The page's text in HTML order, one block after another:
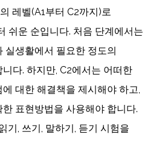
레벨(A1부터 C2까지)로
쉬운 순입니다. 처음 단계에서는
실생활에서 필요한 정도의
다. 하지만, C2에서는 어떠한
대한 해결책을 제시해야 하고,
표현방법을 사용해야 합니다.
기, 쓰기, 말하기, 듣기 시험을